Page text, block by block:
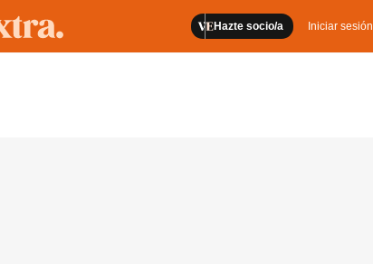
Hazte socio/a Iniciar sesión